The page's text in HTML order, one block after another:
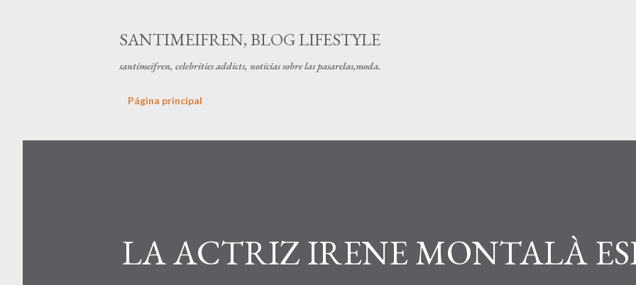
SANTIMEIFREN, BLOG LIFESTYLE
santimeifren, celebrities addicts, noticias sobre las pasarelas,moda.
Página principal
LA ACTRIZ IRENE MONTALÀ